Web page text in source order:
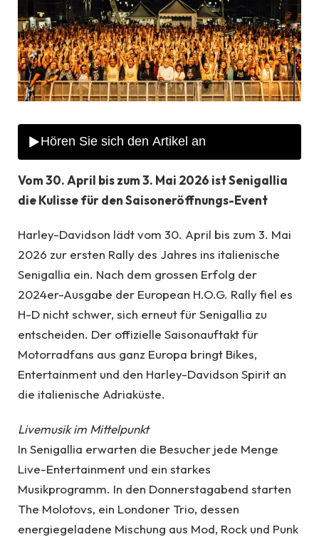
Vom 30. April bis zum 3. Mai 2026 ist Senigallia
die Kulisse für den Saisoneröffnungs-Event
Harley-Davidson lädt vom 30. April bis zum 3. Mai
2026 zur ersten Rally des Jahres ins italienische
Senigallia ein. Nach dem grossen Erfolg der
2024er-Ausgabe der European H.O.G. Rally fiel es
H-D nicht schwer, sich erneut für Senigallia zu
entscheiden. Der offizielle Saisonauftakt für
Motorradfans aus ganz Europa bringt Bikes,
Entertainment und den Harley-Davidson Spirit an
die italienische Adriaküste.
Livemusik im Mittelpunkt
In Senigallia erwarten die Besucher jede Menge
Live-Entertainment und ein starkes
Musikprogramm. In den Donnerstagabend starten
The Molotovs, ein Londoner Trio, dessen
energiegeladene Mischung aus Mod, Rock und Punk